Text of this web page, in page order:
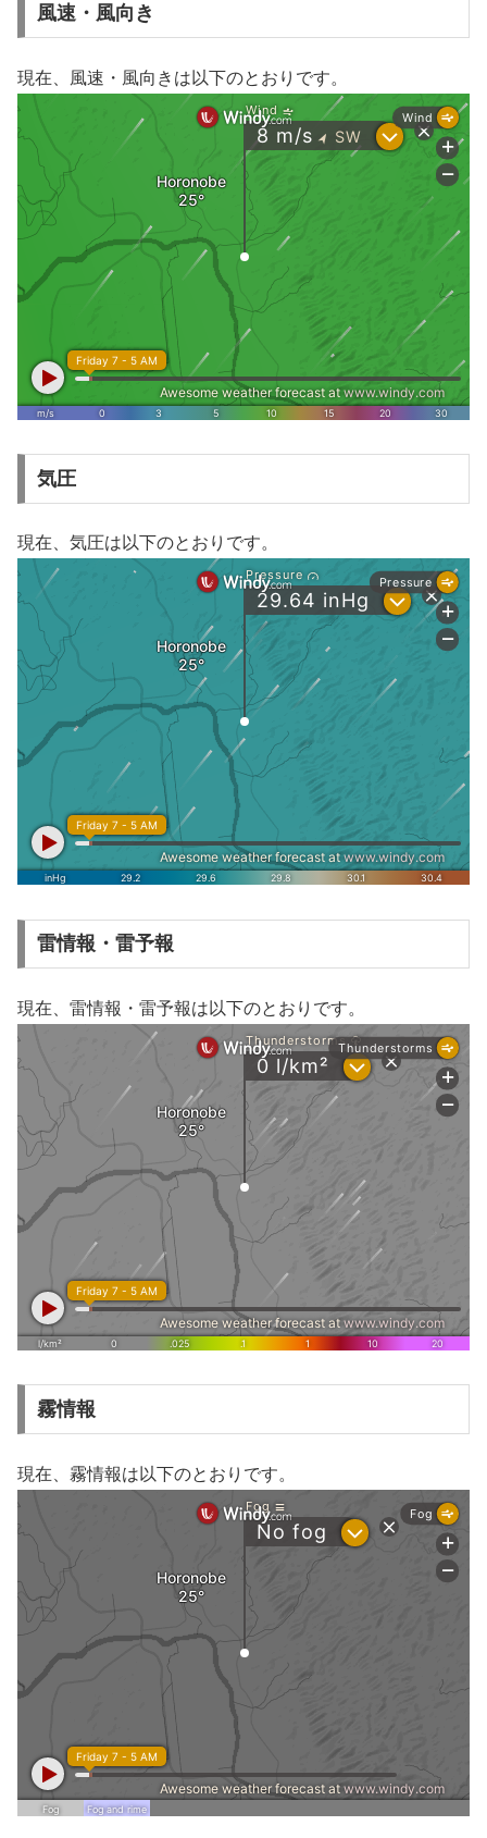
風速・風向き
現在、風速・風向きは以下のとおりです。
気圧
現在、気圧は以下のとおりです。
雷情報・雷予報
現在、雷情報・雷予報は以下のとおりです。
霧情報
現在、霧情報は以下のとおりです。